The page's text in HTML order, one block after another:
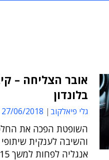
אובר הצליחה –
בלונדון
גלי פיאלקוב 27/06/2018 09:09
השופטת הפכה את
והשיבה לענקית